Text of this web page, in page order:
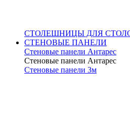
СТОЛЕШНИЦЫ ДЛЯ
СТЕНОВЫЕ ПАНЕЛИ
Стеновые панели Антарес
Стеновые панели Антарес
Стеновые панели 3м